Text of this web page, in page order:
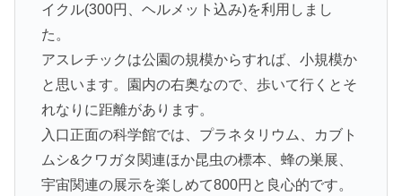
イクル(300円、ヘルメット込み)を利用しまし
た。
アスレチックは公園の規模からすれば、小規模か
と思います。園内の右奥なので、歩いて行くとそ
れなりに距離があります。
入口正面の科学館では、プラネタリウム、カブト
ムシ&クワガタ関連ほか昆虫の標本、蜂の巣展、
宇宙関連の展示を楽しめて800円と良心的です。